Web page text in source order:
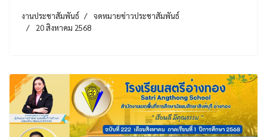
งานประชาสัมพันธ์
จดหมายข่าวประชาสัมพันธ์
20 สิงหาคม 2568